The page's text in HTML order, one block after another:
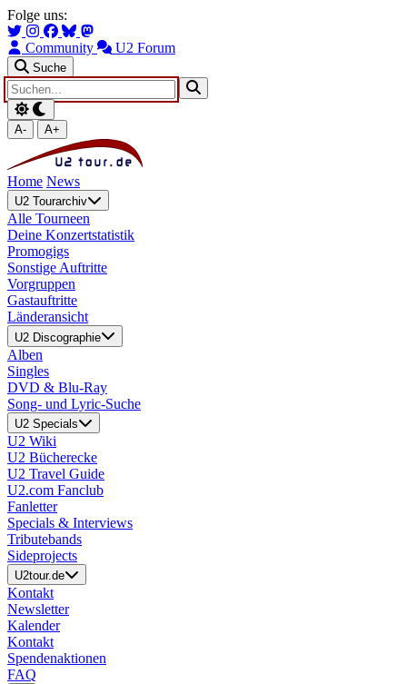
Zum Hauptinhalt springen
Zur Navigation springen
Folge uns:
Community U2 Forum
Suche
A- A+
Home News
U2 Tourarchiv
Alle Tourneen
Deine Konzertstatistik
Promogigs
Sonstige Auftritte
Vorgruppen
Gastauftritte
Länderansicht
U2 Discographie
Alben
Singles
DVD & Blu-Ray
Song- und Lyric-Suche
U2 Specials
U2 Wiki
U2 Bücherecke
U2 Travel Guide
U2.com Fanclub
Fanletter
Specials & Interviews
Tributebands
Sideprojects
U2tour.de
Kontakt
Newsletter
Kalender
Kontakt
Spendenaktionen
FAQ